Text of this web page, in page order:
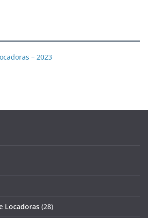
– 2023
Locadoras (28)